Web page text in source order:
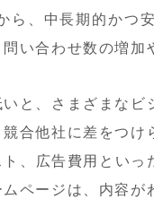
ら、中長期的かつ
い合わせ数の増加
と、さまざまな
合他社に差をつ
、広告費用とい
ページは、内容